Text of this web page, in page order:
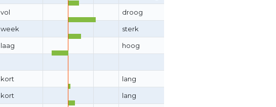
vol droog
week sterk
laag hoog
kort lang
kort lang